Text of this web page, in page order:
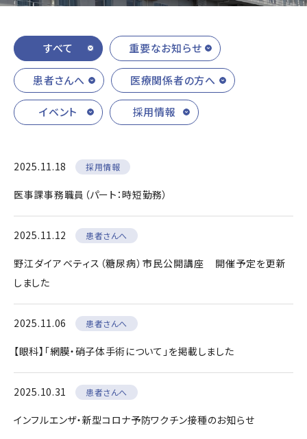
すべて 重要なお知らせ
患者さんへ 医療関係者の方へ
イベント 採用情報
2025.11.18 採用情報
医事課事務職員（パート：時短勤務）
2025.11.12 患者さんへ
野江ダイアベティス（糖尿病）市民公開講座 開催予定を更新
しました
2025.11.06 患者さんへ
【眼科】「網膜・硝子体手術について」を掲載しました
2025.10.31 患者さんへ
インフルエンザ・新型コロナ予防ワクチン接種のお知らせ